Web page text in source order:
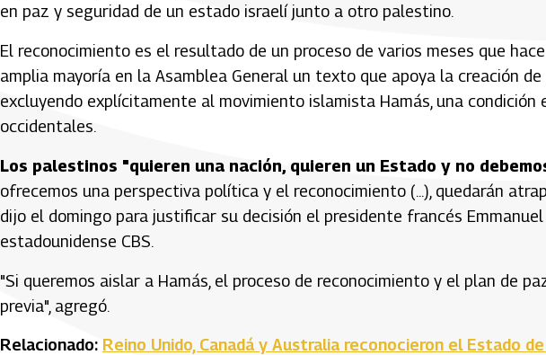
en paz y seguridad de un estado israelí junto a otro palestino.
El reconocimiento es el resultado de un proceso de varios meses que
amplia mayoría en la Asamblea General un texto que apoya la creación
excluyendo explícitamente al movimiento islamista Hamás, una condición
occidentales.
Los palestinos "quieren una nación, quieren un Estado y no
ofrecemos una perspectiva política y el reconocimiento (...), quedarán
dijo el domingo para justificar su decisión el presidente francés
estadounidense CBS.
"Si queremos aislar a Hamás, el proceso de reconocimiento y el plan de
previa", agregó.
Relacionado: Reino Unido, Canadá y Australia reconocieron el Estado